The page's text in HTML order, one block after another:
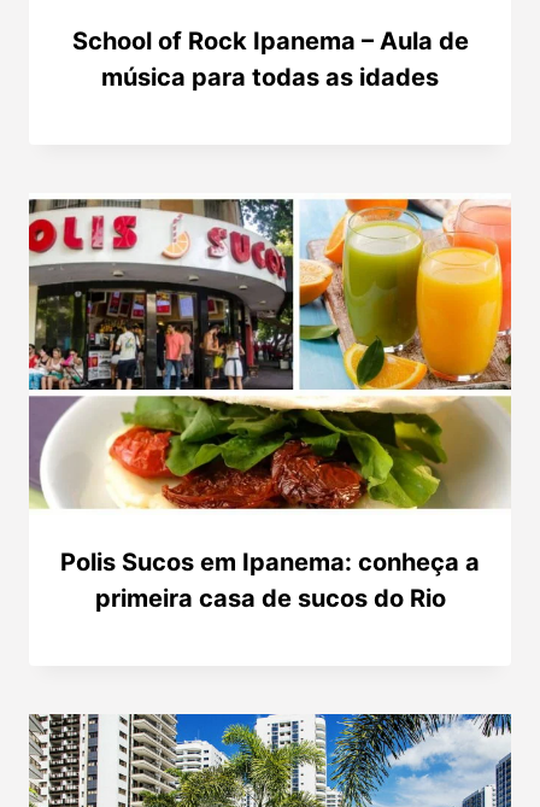
School of Rock Ipanema – Aula de
música para todas as idades
Polis Sucos em Ipanema: conheça a
primeira casa de sucos do Rio